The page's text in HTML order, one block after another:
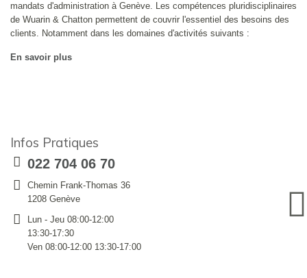
mandats d'administration à Genève. Les compétences pluridisciplinaires
de Wuarin & Chatton permettent de couvrir l'essentiel des besoins des
clients. Notamment dans les domaines d'activités suivants :
En savoir plus
Infos Pratiques
022 704 06 70
Chemin Frank-Thomas 36
1208 Genève
Lun - Jeu 08:00-12:00
13:30-17:30
Ven 08:00-12:00 13:30-17:00